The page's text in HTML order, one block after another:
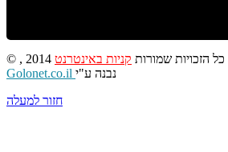
© , 2014 כל הזכויות שמורות קניות באינטרנט
Golonet.co.il נבנה ע"י
חזור למעלה